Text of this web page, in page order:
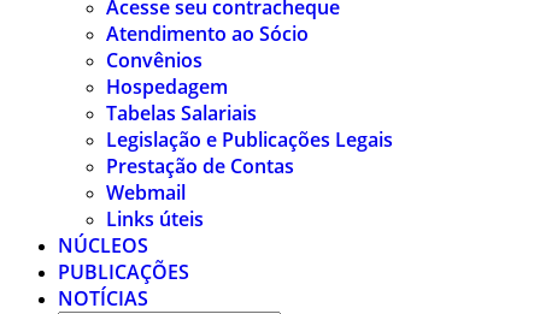
Acesse seu contracheque
Atendimento ao Sócio
Convênios
Hospedagem
Tabelas Salariais
Legislação e Publicações Legais
Prestação de Contas
Webmail
Links úteis
NÚCLEOS
PUBLICAÇÕES
NOTÍCIAS